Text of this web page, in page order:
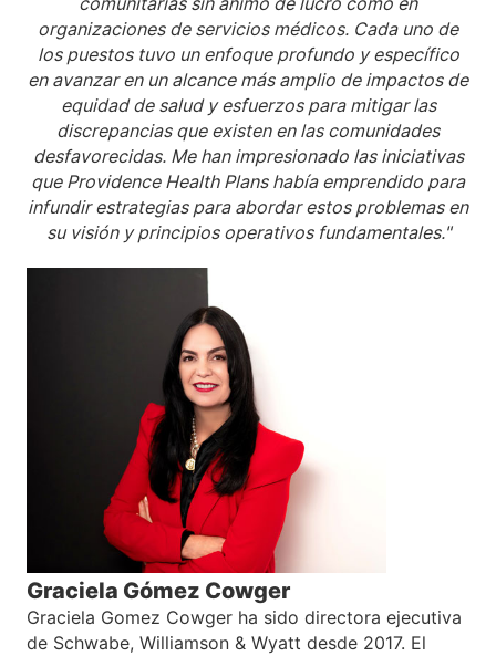
organizaciones de servicios médicos. Cada uno de
los puestos tuvo un enfoque profundo y específico
en avanzar en un alcance más amplio de impactos de
equidad de salud y esfuerzos para mitigar las
discrepancias que existen en las comunidades
desfavorecidas. Me han impresionado las iniciativas
que Providence Health Plans había emprendido para
infundir estrategias para abordar estos problemas en
su visión y principios operativos fundamentales."
Graciela Gómez Cowger
Graciela Gomez Cowger ha sido directora ejecutiva
de Schwabe, Williamson & Wyatt desde 2017. El